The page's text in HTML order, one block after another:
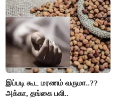
கைது..!!
இப்படி கூட மரணம் வருமா..??
அக்கா, தங்கை பலி..